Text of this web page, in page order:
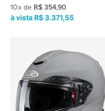
10x de R$ 354,90
R$ 3.371,55